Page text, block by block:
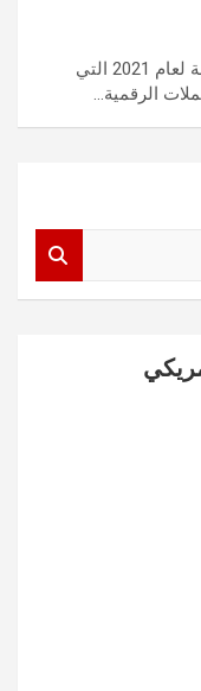
يتساءل الكثيرون عن أفضل كروت الشاشة لعام 2021 التي
الرقمية…